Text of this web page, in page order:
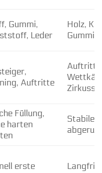
Gummi,
Leder
Holz,
Gummi
Auftritte
Füllung,
harten
Stabile
erste